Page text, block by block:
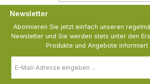
Newsletter
Abonnieren Sie jetzt einfach unseren
Newsletter und Sie werden stets unter den
Produkte und Angebote informiert
Mail-
Adresse